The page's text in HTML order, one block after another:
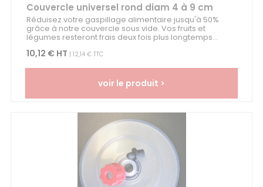
Couvercle universel rond diam 4 à 9 cm
Réduisez votre gaspillage alimentaire jusqu'à 50%
grâce à notre couvercle sous vide. Vos fruits et
légumes resteront frais deux fois plus longtemps...
10,12 € HT | 12,14 € TTC
voir le produit >